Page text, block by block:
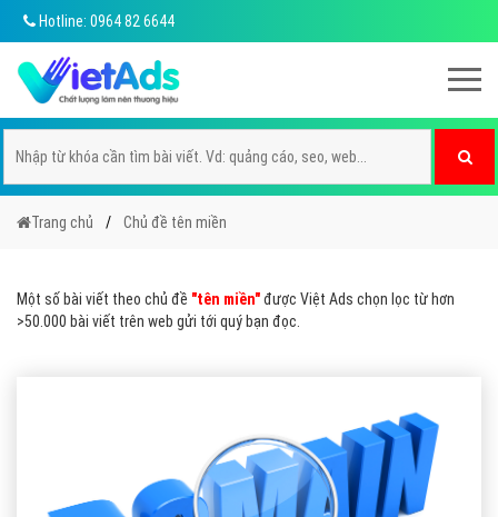
Hotline: 0964 82 6644
Trang chủ Chủ đề tên miền
Một số bài viết theo chủ đề "tên miền"được Việt Ads chọn lọc từ hơn
>50.000 bài viết trên web gửi tới quý bạn đọc.